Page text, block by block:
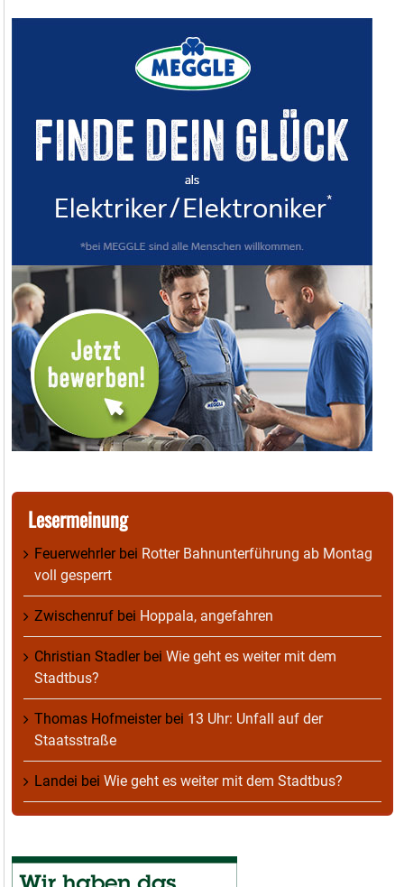
Lesermeinung
Feuerwehrlerbei Rotter Bahnunterführung ab Montag
voll gesperrt
Zwischenruf bei Hoppala, angefahren
Christian Stadlerbei Wie geht es weiter mit dem
Stadtbus?
Thomas Hofmeisterbei 13 Uhr: Unfall auf der
Staatsstraße
Landei bei Wie geht es weiter mit dem Stadtbus?